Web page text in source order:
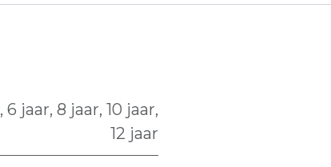
, 6 jaar, 8 jaar, 10 jaar,
12 jaar